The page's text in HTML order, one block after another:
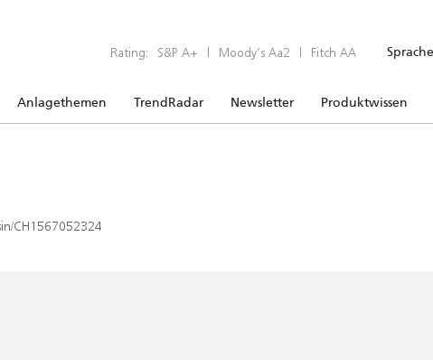
Rating: S&P A+ | Moody’s Aa2 | Fitch AA Sprache
Anlagethemen TrendRadar Newsletter Produktwissen
CH1567052324